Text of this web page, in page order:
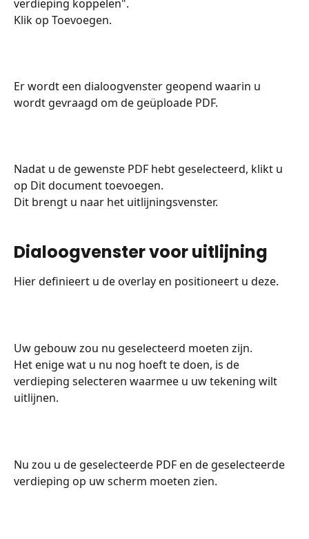
verdieping koppelen".
Klik op Toevoegen.
Er wordt een dialoogvenster geopend waarin u
wordt gevraagd om de geüploade PDF.
Nadat u de gewenste PDF hebt geselecteerd, klikt u
op Dit document toevoegen.
Dit brengt u naar het uitlijningsvenster.
Dialoogvenster voor uitlijning
Hier definieert u de overlay en positioneert u deze.
Uw gebouw zou nu geselecteerd moeten zijn.
Het enige wat u nu nog hoeft te doen, is de
verdieping selecteren waarmee u uw tekening wilt
uitlijnen.
Nu zou u de geselecteerde PDF en de geselecteerde
verdieping op uw scherm moeten zien.